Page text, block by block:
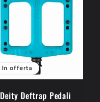
In offerta
Deity Deftrap Pedali